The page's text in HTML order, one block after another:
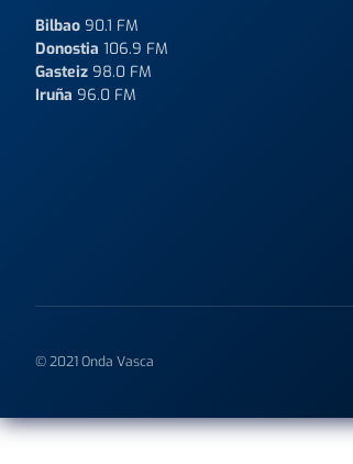
Bilbao 90.1 FM
Donostia 106.9 FM
Gasteiz 98.0 FM
Iruña 96.0 FM
© 2021 Onda Vasca